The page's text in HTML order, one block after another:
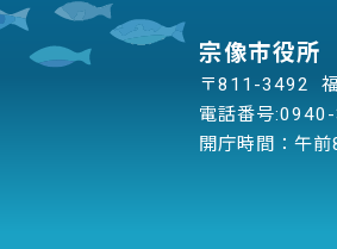
宗像市役所
〒811-3492
電話番号:
開庁時間：午